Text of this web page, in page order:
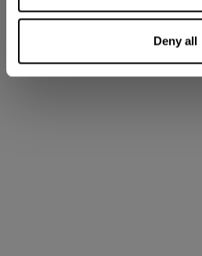
Deny all